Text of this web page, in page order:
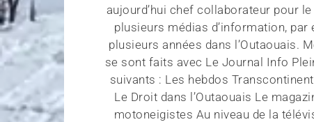
aujourd’hui chef collaborateur pour
plusieurs médias d’information, par
plusieurs années dans l’Outaouais.
se sont faits avec Le Journal Info
suivants : Les hebdos
Le Droit dans l’Outaouais Le
motoneigistes Au niveau de la